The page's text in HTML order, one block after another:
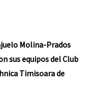
Molina-Prados
sus equipos del Club
Timisoara de